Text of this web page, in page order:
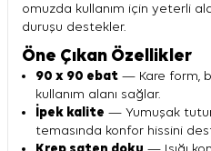
omuzda kullanım için yeterli
duruşu destekler.
Öne Çıkan Özellikler
90 x 90 ebat — Kare form,
kullanım alanı sağlar.
İpek kalite — Yumuşak
temasında konfor hissini